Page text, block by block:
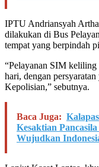
IPTU Andriansyah
dilakukan di Bus
tempat yang berpindah
“Pelayanan SIM
hari, dengan
Kepolisian,” sebutnya.
Baca Juga:
Kesaktian
Wujudkan